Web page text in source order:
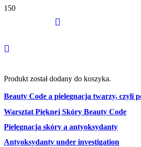
Produkt został dodany do koszyka.
Beauty Code a pielęgnacja twarzy, czyli
Warsztat Pięknej Skóry Beauty Code
Pielęgnacja skóry a antyoksydanty
Antyoksydanty under investigation